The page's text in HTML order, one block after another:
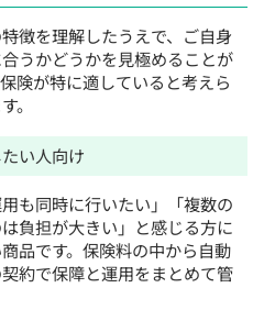
徴を理解したうえで、ご自身
うかどうかを見極めることが
険が特に適していると考えら
。
い人向け
も同時に行いたい」「複数の
負担が大きい」と感じる方に
品です。保険料の中から自動
約で保障と運用をまとめて管